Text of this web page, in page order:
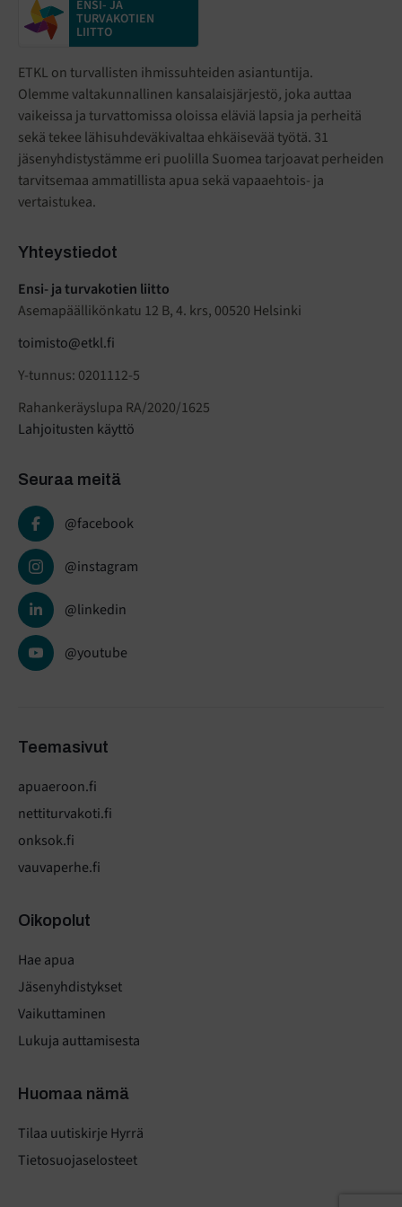
ENSI- JA
TURVAKOTIEN
LIITTO
ETKL on turvallisten ihmissuhteiden asiantuntija.
Olemme valtakunnallinen kansalaisjärjestö, joka auttaa
vaikeissa ja turvattomissa oloissa eläviä lapsia ja perheitä
sekä tekee lähisuhdeväkivaltaa ehkäisevää työtä. 31
jäsenyhdistystämme eri puolilla Suomea tarjoavat perheiden
tarvitsemaa ammatillista apua sekä vapaaehtois- ja
vertaistukea.
Yhteystiedot
Ensi- ja turvakotien liitto
Asemapäällikönkatu 12 B, 4. krs, 00520 Helsinki
toimisto@etkl.fi
Y-tunnus: 0201112-5
Rahankeräyslupa RA/2020/1625
Lahjoitusten käyttö
Seuraa meitä
@facebook
@instagram
@linkedin
@youtube
Teemasivut
apuaeroon.fi
nettiturvakoti.fi
onksok.fi
vauvaperhe.fi
Oikopolut
Hae apua
Jäsenyhdistykset
Vaikuttaminen
Lukuja auttamisesta
Huomaa nämä
Tilaa uutiskirje Hyrrä
Tietosuojaselosteet